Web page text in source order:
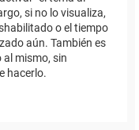
si no lo visualiza,
o el tiempo
aún. También es
mismo, sin
hacerlo.